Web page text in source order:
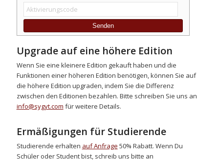
Senden
Upgrade auf eine höhere Edition
Wenn Sie eine kleinere Edition gekauft haben und die
Funktionen einer höheren Edition benötigen, können Sie auf
die höhere Edition upgraden, indem Sie die Differenz
zwischen den Editionen bezahlen. Bitte schreiben Sie uns an
info@sygyt.com für weitere Details.
Ermäßigungen für Studierende
Studierende erhalten auf Anfrage 50% Rabatt. Wenn Du
Schüler oder Student bist, schreib uns bitte an